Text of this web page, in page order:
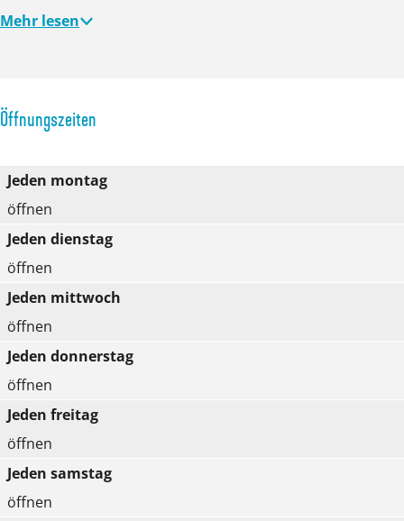
Mehr lesen
Öffnungszeiten
Jeden montag
öffnen
Jeden dienstag
öffnen
Jeden mittwoch
öffnen
Jeden donnerstag
öffnen
Jeden freitag
öffnen
Jeden samstag
öffnen